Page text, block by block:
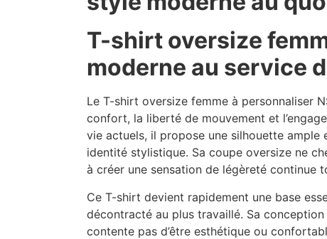
T-shirt oversize
moderne au service
Le T-shirt oversize femme à personnaliser
confort, la liberté de mouvement et
vie actuels, il propose une silhouette
identité stylistique. Sa coupe oversize ne
à créer une sensation de légèreté continue
Ce T-shirt devient rapidement une base
décontracté au plus travaillé. Sa
contente pas d’être esthétique ou